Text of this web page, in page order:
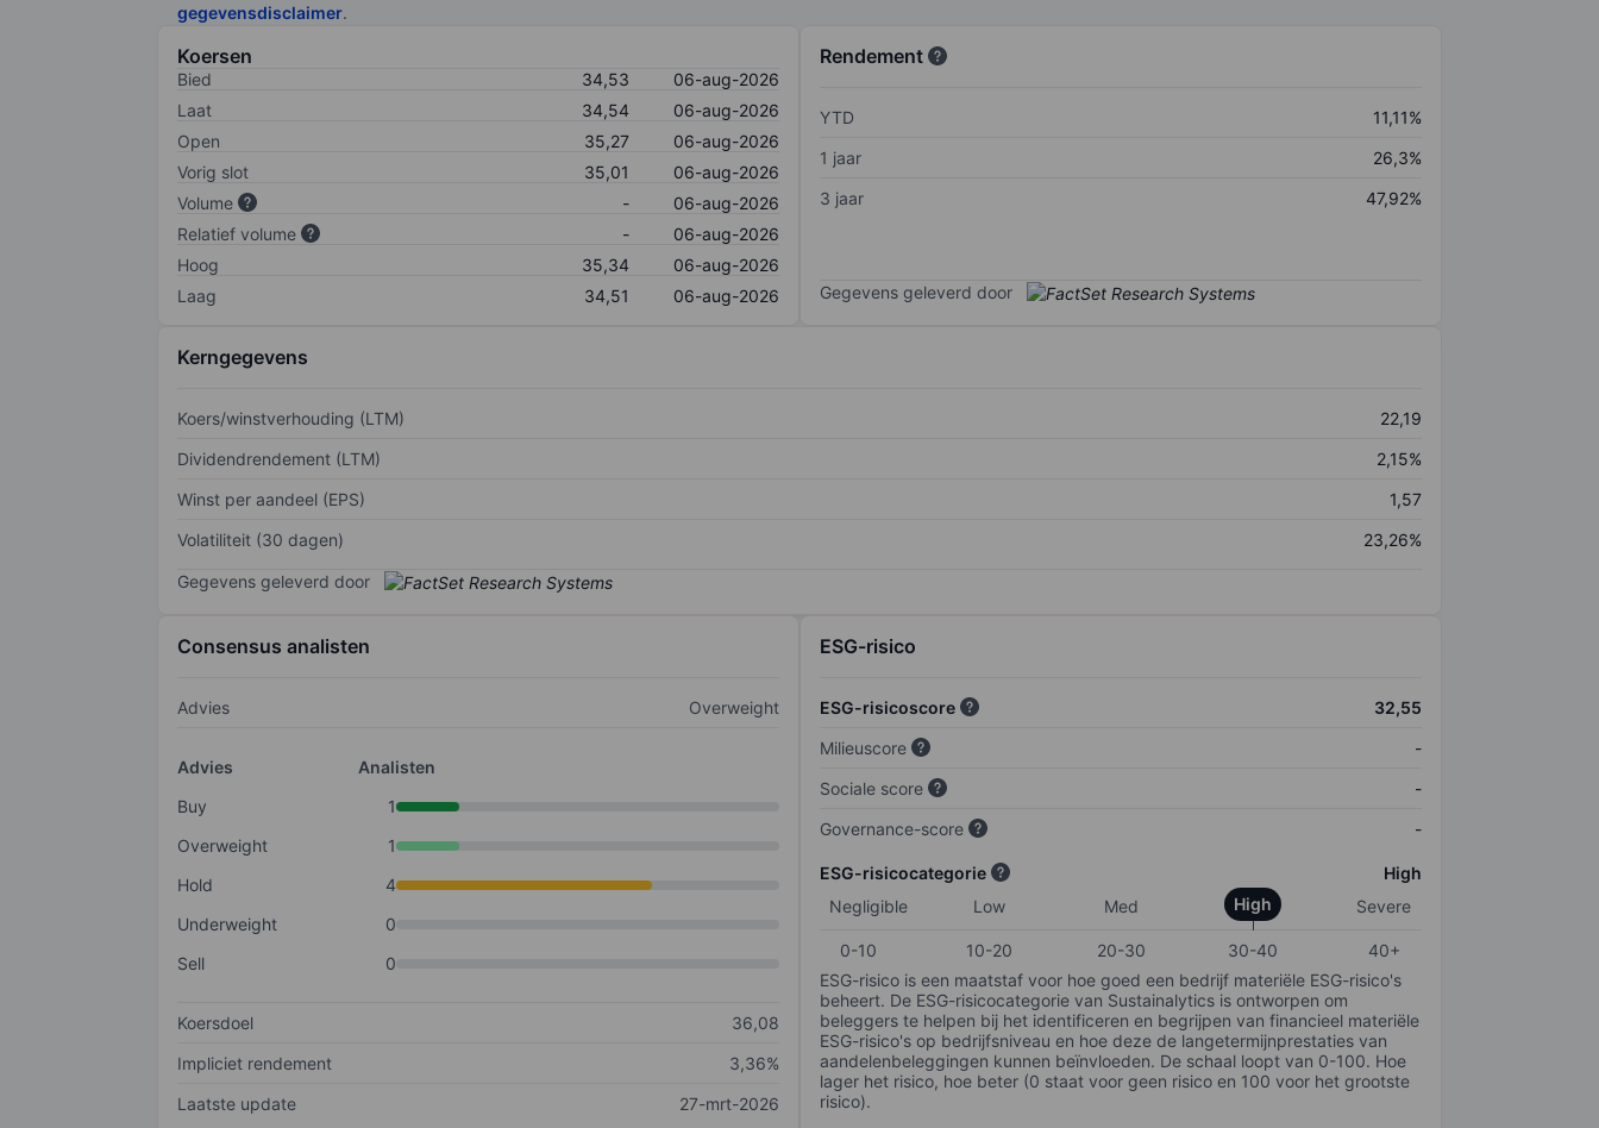
gegevensdisclaimer.
Koersen
Bied 34,53
06-aug-2026
Laat
34,54
06-aug-2026
Open
35,27
06-aug-2026
Vorig slot
35,01
06-aug-2026
Volume
-
06-aug-2026
Relatief volume
-
06-aug-2026
Hoog
35,34
06-aug-2026
Laag
34,51 06-aug-2026
Rendement
YTD
11,11%
1 jaar
26,3%
3 jaar
47,92%
Gegevens geleverd door
Kerngegevens
Koers/winstverhouding (LTM)
22,19
Dividendrendement (LTM)
2,15%
Winst per aandeel (EPS)
1,57
Volatiliteit (30 dagen)
23,26%
Gegevens geleverd door
Consensus analisten
Advies Overweight
Advies
Analisten
Buy
1
Overweight
1
Hold
4
Underweight
0
Sell
0
Koersdoel
36,08
Impliciet rendement
3,36%
Laatste update
27-mrt-2026
ESG-risico
ESG-risicoscore
32,55
Milieuscore
-
Sociale score
-
Governance-score
-
ESG-risicocategorie
High
Negligible
Low Med High Severe
0-10 10-20 20-30 30-40
40+
ESG-risico is een maatstaf voor hoe goed een bedrijf materiële ESG-risico's
beheert. De ESG-risicocategorie van Sustainalytics is ontworpen om
beleggers te helpen bij het identificeren en begrijpen van financieel materiële
ESG-risico's op bedrijfsniveau en hoe deze de langetermijnprestaties van
aandelenbeleggingen kunnen beïnvloeden. De schaal loopt van 0-100. Hoe
lager het risico, hoe beter (0 staat voor geen risico en 100 voor het grootste
risico).